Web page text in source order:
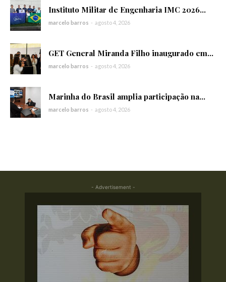
Instituto Militar de Engenharia IMC 2026...
marcelo barros - agosto 4, 2026
GET General Miranda Filho inaugurado em...
marcelo barros - agosto 4, 2026
Marinha do Brasil amplia participação na...
marcelo barros - agosto 4, 2026
- Advertisement -